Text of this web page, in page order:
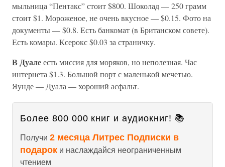
мыльница “Пентакс” стоит $800. Шоколад — 250 грамм
стоит $1. Мороженое, не очень вкусное — $0.15. Фото на
документы — $0.8. Есть банкомат (в Британском совете).
Есть комары. Ксерокс $0.03 за страничку.
В Дуалеесть миссия для моряков, но неполезная. Час
интернета $1.3. Большой порт с маленькой мечетью.
Яунде — Дуала — хороший асфальт.
Более 800 000 книг и аудиокниг! 📚
Получи 2 месяца Литрес Подписки в
подарок и наслаждайся неограниченным
чтением